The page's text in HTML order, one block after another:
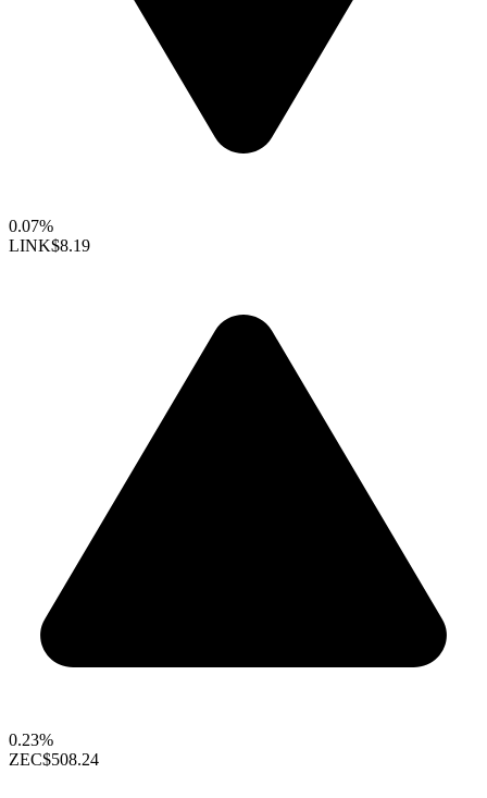
0.07%
LINK$8.19
0.23%
ZEC$508.24